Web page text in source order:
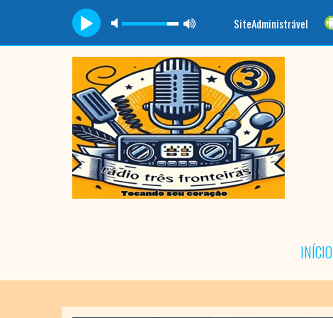
SiteAdministrável
INÍCIO